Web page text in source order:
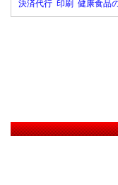
決済代行 印刷 健康食品